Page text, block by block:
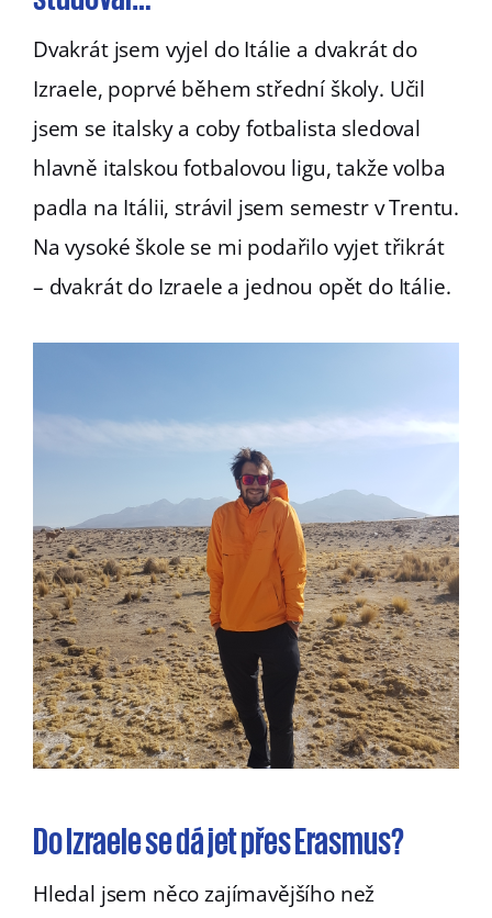
Dvakrát jsem vyjel do Itálie a dvakrát do
Izraele, poprvé během střední školy. Učil
jsem se italsky a coby fotbalista sledoval
hlavně italskou fotbalovou ligu, takže volba
padla na Itálii, strávil jsem semestr v Trentu.
Na vysoké škole se mi podařilo vyjet třikrát
– dvakrát do Izraele a jednou opět do Itálie.
Do Izraele se dá jet přes Erasmus?
Hledal jsem něco zajímavějšího než